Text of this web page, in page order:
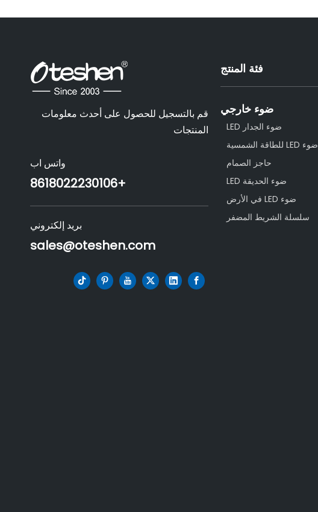
قم بالتسجيل للحصول على أحدث معلومات
المنتجات
واتس اب
+86
18022230106
بريد إلكتروني
sales@oteshen.com
فئة المنتج
ضوء خارجي
ضوء الجدار LED
ضوء LED للطاقة الشمسية
حاجز الصمام
ضوء الحديقة LED
ضوء LED في الأرض
سلسلة الشريط المضفر